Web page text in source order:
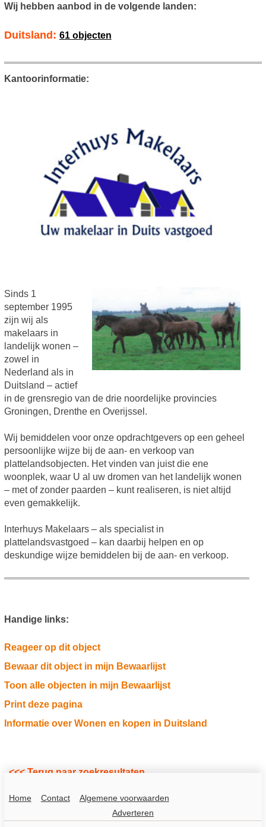
Wij hebben aanbod in de volgende landen:
Duitsland: 61 objecten
Kantoorinformatie:
Sinds 1
september 1995
zijn wij als
makelaars in
landelijk wonen –
zowel in
Nederland als in
Duitsland – actief
in de grensregio van de drie noordelijke provincies
Groningen, Drenthe en Overijssel.
Wij bemiddelen voor onze opdrachtgevers op een geheel
persoonlijke wijze bij de aan- en verkoop van
plattelandsobjecten. Het vinden van juist die ene
woonplek, waar U al uw dromen van het landelijk wonen
– met of zonder paarden – kunt realiseren, is niet altijd
even gemakkelijk.
Interhuys Makelaars – als specialist in
plattelandsvastgoed – kan daarbij helpen en op
deskundige wijze bemiddelen bij de aan- en verkoop.
Handige links:
Reageer op dit object
Bewaar dit object in mijn Bewaarlijst
Toon alle objecten in mijn Bewaarlijst
Print deze pagina
Informatie over Wonen en kopen in Duitsland
<<< Terug naar zoekresultaten
Home Contact
Algemene voorwaarden
Adverteren